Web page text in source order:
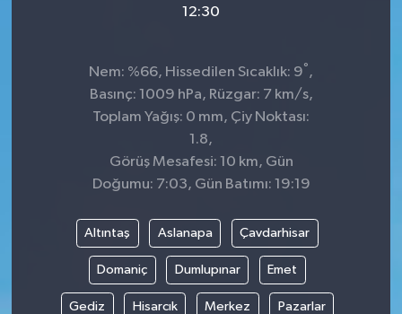
12:30
Nem: %66, Hissedilen Sıcaklık: 9° ,
Basınç: 1009 hPa, Rüzgar: 7 km/s,
Toplam Yağış: 0 mm, Çiy Noktası:
1.8,
Görüş Mesafesi: 10 km, Gün
Doğumu: 7:03, Gün Batımı: 19:19
Altıntaş Aslanapa Çavdarhisar
Domaniç Dumlupınar Emet
Gediz Hisarcık Merkez Pazarlar
KURDÎ
Sağlık & Yaşam
Yaşam